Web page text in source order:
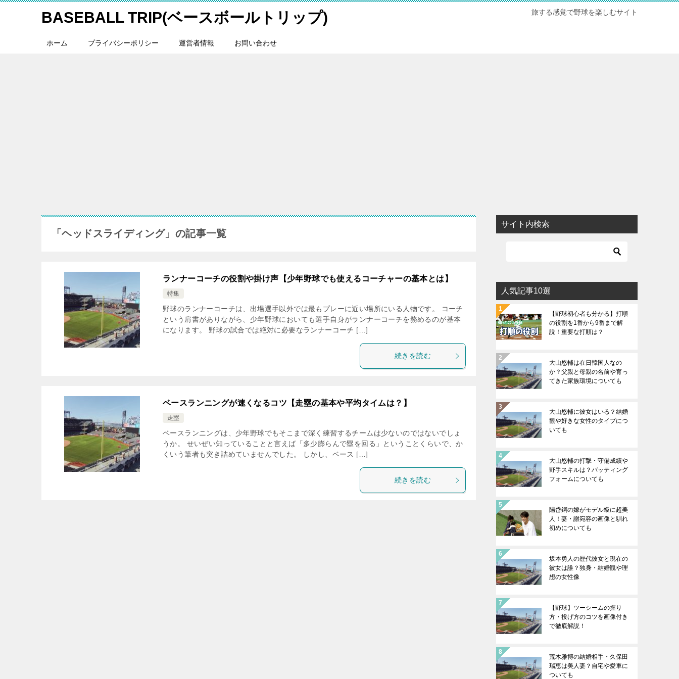
BASEBALL TRIP(ベースボールトリップ) 旅する感覚で野球を楽しむサイト
ホーム プライバシーポリシー 運営者情報 お問い合わせ
「ヘッドスライディング」の記事一覧
ランナーコーチの役割や掛け声【少年野球でも使えるコーチャーの基本とは】
特集
野球のランナーコーチは、出場選手以外では最もプレーに近い場所にいる人物です。 コーチ
という肩書がありながら、少年野球においても選手自身がランナーコーチを務めるのが基本
になります。 野球の試合では絶対に必要なランナーコーチ […]
続きを読む
ベースランニングが速くなるコツ【走塁の基本や平均タイムは？】
走塁
ベースランニングは、少年野球でもそこまで深く練習するチームは少ないのではないでしょ
うか。 せいぜい知っていることと言えば「多少膨らんで塁を回る」ということくらいで、か
くいう筆者も突き詰めていませんでした。 しかし、ベース […]
続きを読む
サイト内検索
人気記事10選
【野球初心者も分かる】打順
の役割を1番から9番まで解
説！重要な打順は？
大山悠輔は在日韓国人なの
か？父親と母親の名前や育っ
てきた家族環境についても
大山悠輔に彼女はいる？結婚
観や好きな女性のタイプにつ
いても
大山悠輔の打撃・守備成績や
野手スキルは？バッティング
フォームについても
陽岱鋼の嫁がモデル級に超美
人！妻・謝宛容の画像と馴れ
初めについても
坂本勇人の歴代彼女と現在の
彼女は誰？独身・結婚観や理
想の女性像
【野球】ツーシームの握り
方・投げ方のコツを画像付き
で徹底解説！
荒木雅博の結婚相手・久保田
瑞恵は美人妻？自宅や愛車に
ついても